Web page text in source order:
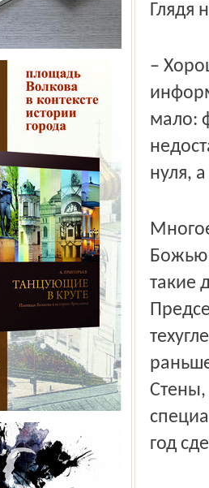
Глядя
–
мало:
нуля,
Божью
такие
Стены,
год